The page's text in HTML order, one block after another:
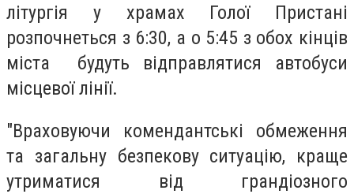
літургія у храмах Голої Пристані
розпочнеться з 6:30, а о 5:45 з обох кінців
міста будуть відправлятися автобуси
місцевої лінії.
"Враховуючи комендантські обмеження
та загальну безпекову ситуацію, краще
утриматися від грандіозного